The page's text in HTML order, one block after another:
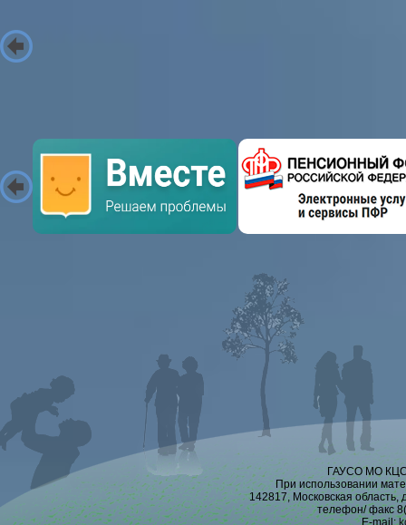
ГАУСО МО
При использовании
142817, Московская
телефон/ факс
E-mail: